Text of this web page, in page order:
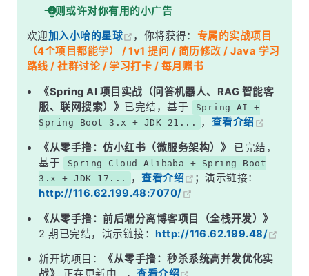
一则或许对你有用的小广告
欢迎加入小哈的星球 ，你将获得： 专属的实战项目
（4个项目都能学） / 1v1 提问 / 简历修改 / Java 学习
路线 / 社群讨论 / 学习打卡 / 每月赠书
《Spring AI 项目实战（问答机器人、RAG 智能客
服、联网搜索）》 已完结，基于
Spring AI +
Spring Boot 3.x + JDK 21...
， 查看介绍
《从零手撸：仿小红书（微服务架构）》
已完结，
基于
Spring Cloud Alibaba + Spring Boot
3.x + JDK 17...
，查看介绍
；演示链接：
http://116.62.199.48:7070/
《从零手撸：前后端分离博客项目（全栈开发）》
2 期已完结，演示链接：http://116.62.199.48/
新开坑项目：
《从零手撸：秒杀系统高并发优化实